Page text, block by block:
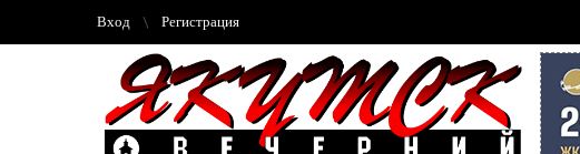
Вход Регистрация